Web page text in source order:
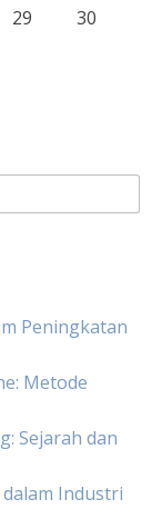
29
30
Peningkatan
Metode
Sejarah dan
Industri